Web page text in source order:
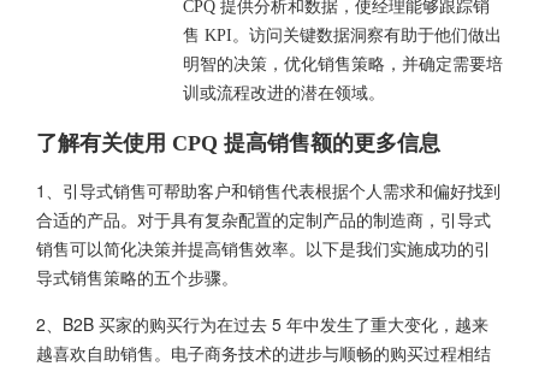
CPQ 提供分析和数据，使经理能够跟踪销
售 KPI。访问关键数据洞察有助于他们做出
明智的决策，优化销售策略，并确定需要培
训或流程改进的潜在领域。
了解有关使用 CPQ 提高销售额的更多信息
1、引导式销售可帮助客户和销售代表根据个人需求和偏好找到
合适的产品。对于具有复杂配置的定制产品的制造商，引导式
销售可以简化决策并提高销售效率。以下是我们实施成功的引
导式销售策略的五个步骤。
2、B2B 买家的购买行为在过去 5 年中发生了重大变化，越来
越喜欢自助销售。电子商务技术的进步与顺畅的购买过程相结